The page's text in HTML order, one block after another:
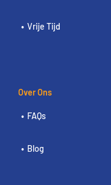
Vrije Tijd
Over Ons
FAQs
Blog